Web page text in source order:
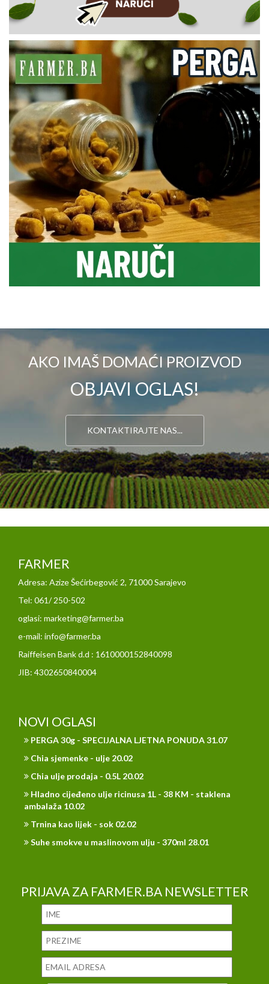
AKO IMAŠ DOMAĆI PROIZVOD
OBJAVI OGLAS!
KONTAKTIRAJTE NAS...
FARMER
Adresa: Azize Šećirbegović 2, 71000 Sarajevo
Tel: 061/ 250-502
oglasi: marketing@farmer.ba
e-mail: info@farmer.ba
Raiffeisen Bank d.d : 1610000152840098
JIB: 4302650840004
NOVI OGLASI
PERGA 30g - SPECIJALNA LJETNA PONUDA 31.07
Chia sjemenke - ulje 20.02
Chia ulje prodaja - 0.5L 20.02
Hladno cijeđeno ulje ricinusa 1L - 38 KM - staklena
ambalaža 10.02
Trnina kao lijek - sok 02.02
Suhe smokve u maslinovom ulju - 370ml 28.01
PRIJAVA ZA FARMER.BA NEWSLETTER